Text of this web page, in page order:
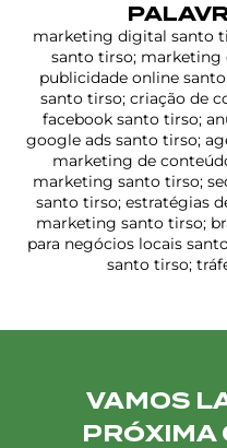
marketing digital santo
santo tirso; marketing
publicidade online
santo tirso; criação de
facebook santo tirso;
google ads santo tirso;
marketing de
marketing santo tirso;
santo tirso; estratégias
marketing santo tirso;
para negócios locais
santo tirso;
VAMOS
PRÓXIMA